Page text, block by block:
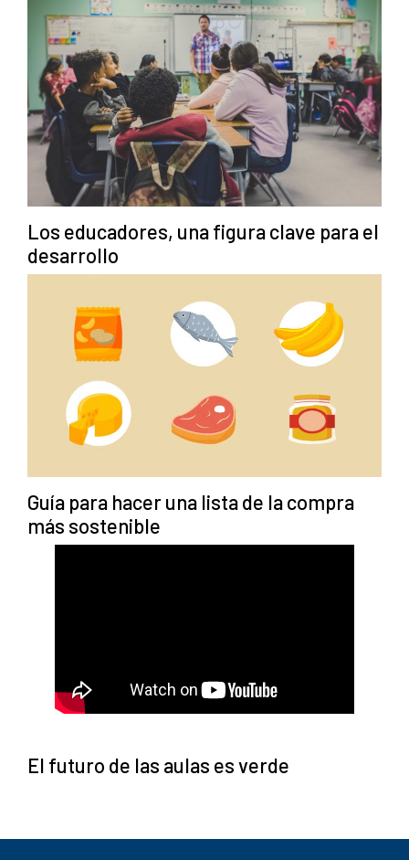
Los educadores, una figura clave para el
desarrollo
Guía para hacer una lista de la compra
más sostenible
El futuro de las aulas es verde